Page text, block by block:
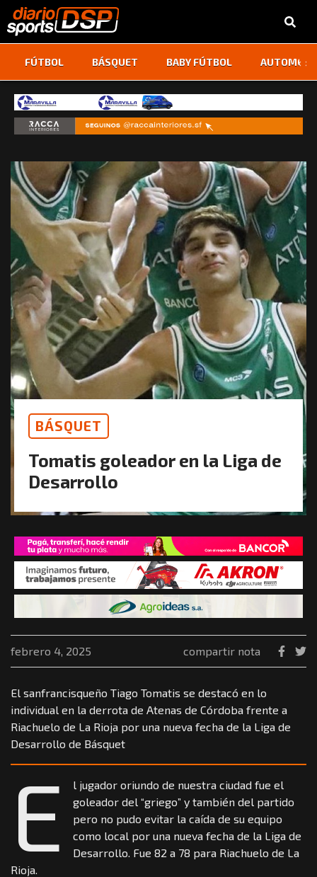
FÚTBOL BÁSQUET BABY FÚTBOL ‹ ›
BÁSQUET
Tomatis goleador en la Liga de
Desarrollo
febrero 4, 2025 compartir nota
El sanfrancisqueño Tiago Tomatis se destacó en lo
individual en la derrota de Atenas de Córdoba frente a
Riachuelo de La Rioja por una nueva fecha de la Liga de
Desarrollo de Básquet
E
l jugador oriundo de nuestra ciudad fue el
goleador del “griego” y también del partido
pero no pudo evitar la caída de su equipo
como local por una nueva fecha de la Liga de
Desarrollo. Fue 82 a 78 para Riachuelo de La
Rioja.